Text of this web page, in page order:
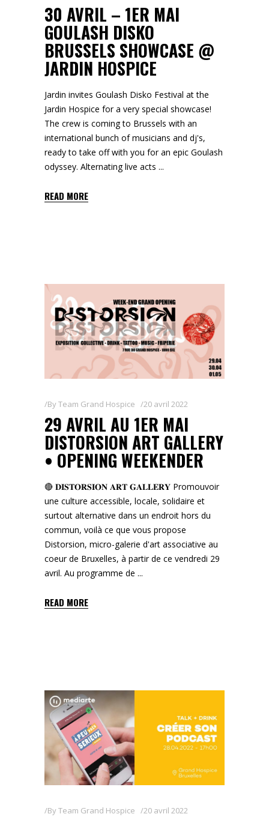
30 AVRIL – 1ER MAI
GOULASH DISKO
BRUSSELS SHOWCASE @
JARDIN HOSPICE
Jardin invites Goulash Disko Festival at the
Jardin Hospice for a very special showcase!
The crew is coming to Brussels with an
international bunch of musicians and dj's,
ready to take off with you for an epic Goulash
odyssey. Alternating live acts
READ MORE
ByTeam Grand Hospice 20 avril 2022
29 AVRIL AU 1ER MAI
DISTORSION ART GALLERY
• OPENING WEEKENDER
🔴 𝐃𝐈𝐒𝐓𝐎𝐑𝐒𝐈𝐎𝐍 𝐀𝐑𝐓 𝐆𝐀𝐋𝐋𝐄𝐑𝐘 Promouvoir
une culture accessible, locale, solidaire et
surtout alternative dans un endroit hors du
commun, voilà ce que vous propose
Distorsion, micro-galerie d'art associative au
coeur de Bruxelles, à partir de ce vendredi 29
avril. Au programme de
READ MORE
ByTeam Grand Hospice 20 avril 2022